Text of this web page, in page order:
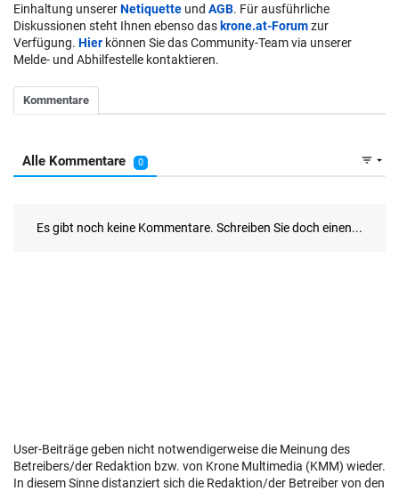
Einhaltung unsererNetiquette und AGB. Für ausführliche
Diskussionen steht Ihnen ebenso das krone.at-Forumzur
Verfügung. Hier können Sie das Community-Team via unserer
Melde- und Abhilfestelle kontaktieren.
User-Beiträge geben nicht notwendigerweise die Meinung des
Betreibers/der Redaktion bzw. von Krone Multimedia (KMM) wieder.
In diesem Sinne distanziert sich die Redaktion/der Betreiber von den